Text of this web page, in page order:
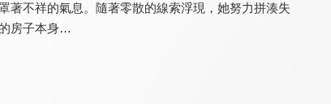
著不祥的氣息。隨著零散的線索浮現，她努力拼湊失
房子本身…